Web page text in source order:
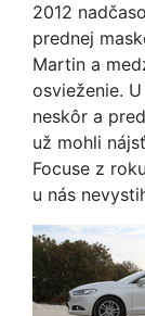
2012
prednej
Martin a
osvieženie.
neskôr a
už mohli
Focuse z
u nás